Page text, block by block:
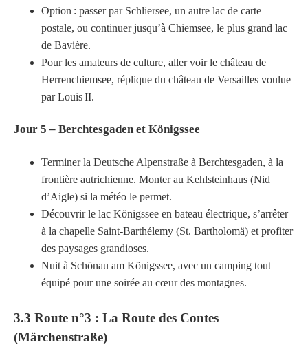
Option : passer par Schliersee, un autre lac de carte
postale, ou continuer jusqu’à Chiemsee, le plus grand lac
de Bavière.
Pour les amateurs de culture, aller voir le château de
Herrenchiemsee, réplique du château de Versailles voulue
par Louis II.
Jour 5 – Berchtesgaden et Königssee
Terminer la Deutsche Alpenstraße à Berchtesgaden, à la
frontière autrichienne. Monter au Kehlsteinhaus (Nid
d’Aigle) si la météo le permet.
Découvrir le lac Königssee en bateau électrique, s’arrêter
à la chapelle Saint-Barthélemy (St. Bartholomä) et profiter
des paysages grandioses.
Nuit à Schönau am Königssee, avec un camping tout
équipé pour une soirée au cœur des montagnes.
3.3 Route n°3 : La Route des Contes
(Märchenstraße)